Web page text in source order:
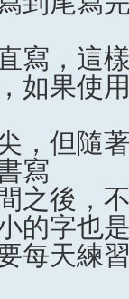
寫，這
如果使
，但隨
寫
之後，
的字也
每天練